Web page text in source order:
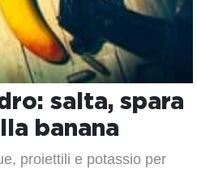
salta, spara
banana
proiettili e potassio per